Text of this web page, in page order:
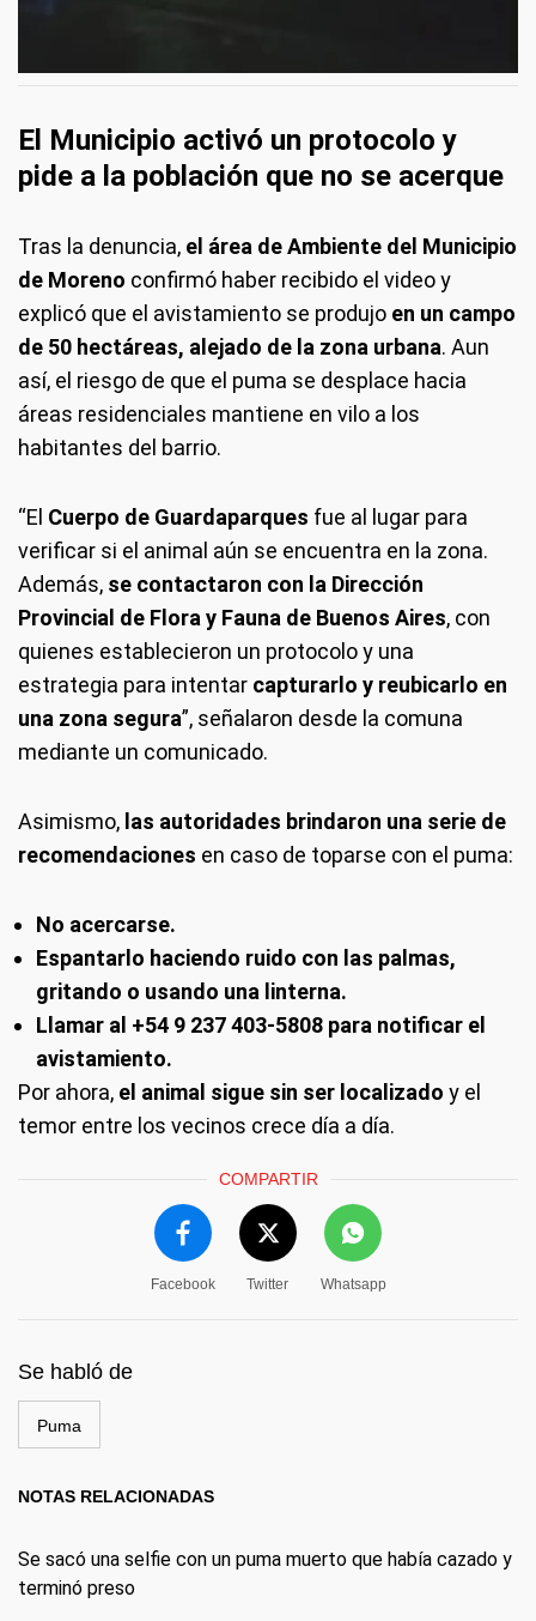
El Municipio activó un protocolo y
pide a la población que no se acerque
Tras la denuncia, el área de Ambiente del Municipio
de Moreno confirmó haber recibido el video y
explicó que el avistamiento se produjo en un campo
de 50 hectáreas, alejado de la zona urbana. Aun
así, el riesgo de que el puma se desplace hacia
áreas residenciales mantiene en vilo a los
habitantes del barrio.
“El Cuerpo de Guardaparques fue al lugar para
verificar si el animal aún se encuentra en la zona.
Además, se contactaron con la Dirección
Provincial de Flora y Fauna de Buenos Aires, con
quienes establecieron un protocolo y una
estrategia para intentar capturarlo y reubicarlo en
una zona segura”, señalaron desde la comuna
mediante un comunicado.
Asimismo, las autoridades brindaron una serie de
recomendaciones en caso de toparse con el puma:
No acercarse.
Espantarlo haciendo ruido con las palmas,
gritando o usando una linterna.
Llamar al +54 9 237 403-5808 para notificar el
avistamiento.
Por ahora, el animal sigue sin ser localizado y el
temor entre los vecinos crece día a día.
COMPARTIR
Facebook Twitter Whatsapp
Se habló de
Puma
NOTAS RELACIONADAS
Se sacó una selfie con un puma muerto que había cazado y
terminó preso